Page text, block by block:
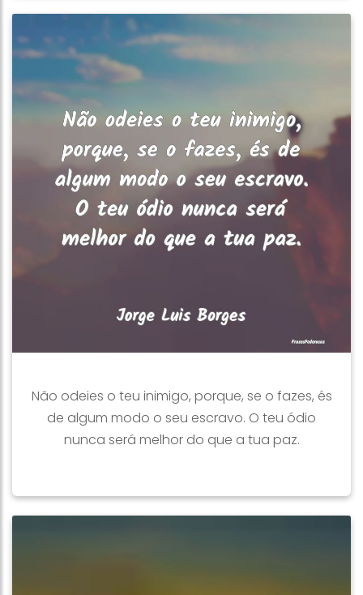
Não odeies o teu inimigo, porque, se o fazes, és
de algum modo o seu escravo. O teu ódio
nunca será melhor do que a tua paz.